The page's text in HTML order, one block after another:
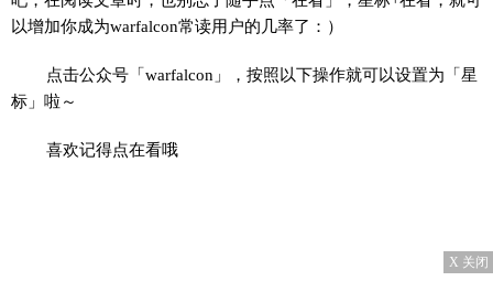
以增加你成为warfalcon常读用户的几率了：）
点击公众号「warfalcon」，按照以下操作就可以设置为「星
标」啦～
喜欢记得点在看哦
X 关闭